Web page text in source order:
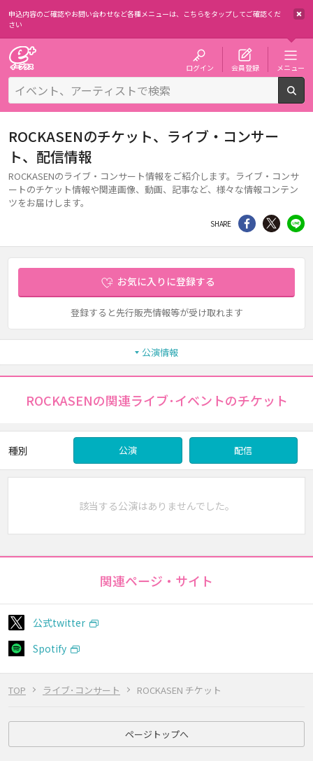
申込内容のご確認やお問い合わせなど各種メニューは、 こちらをタップしてご確認くだ
さい
ログイン 会員登録 メニュー
TOP ライブ･コンサート ROCKASEN チケット
ROCKASENのチケット、ライブ・コンサー
ト、配信情報
ROCKASENのライブ・コンサート情報をご紹介します。ライブ・コンサ
ートのチケット情報や関連画像、動画、記事など、様々な情報コンテン
ツをお届けします。
SHARE シェア Twitter
お気に入りに登録する
登録すると先行販売情報等が受け取れます
公演情報
ROCKASENの関連ライブ･イベントのチケット
種別 公演 配信
該当する公演はありませんでした。
関連ページ・サイト
公式twitter
Spotify
ページトップへ